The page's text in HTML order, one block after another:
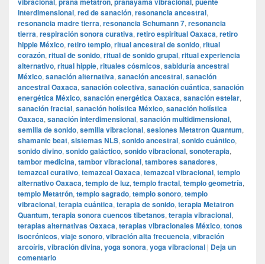
interdimensional, red de sanación, resonancia ancestral,
resonancia madre tierra, resonancia Schumann 7, resonancia
tierra, respiración sonora curativa, retiro espiritual Oaxaca, retiro
hippie México, retiro templo, ritual ancestral de sonido, ritual
corazón, ritual de sonido, ritual de sonido grupal, ritual experiencia
alternativo, ritual hippie, rituales cósmicos, sabiduría ancestral
México, sanación alternativa, sanación ancestral, sanación
ancestral Oaxaca, sanación colectiva, sanación cuántica, sanación
energética México, sanación energética Oaxaca, sanación estelar,
sanación fractal, sanación holística México, sanación holística
Oaxaca, sanación interdimensional, sanación multidimensional,
semilla de sonido, semilla vibracional, sesiones Metatron Quantum,
shamanic beat, sistemas NLS, sonido ancestral, sonido cuántico,
sonido divino, sonido galáctico, sonido vibracional, sonoterapia,
tambor medicina, tambor vibracional, tambores sanadores,
temazcal curativo, temazcal Oaxaca, temazcal vibracional, templo
alternativo Oaxaca, templo de luz, templo fractal, templo geometría,
templo Metatrón, templo sagrado, templo sonoro, templo
vibracional, terapia cuántica, terapia de sonido, terapia Metatron
Quantum, terapia sonora cuencos tibetanos, terapia vibracional,
terapias alternativas Oaxaca, terapias vibracionales México, tonos
isocrónicos, viaje sonoro, vibración alta frecuencia, vibración
arcoíris, vibración divina, yoga sonora, yoga vibracional | Deja un
comentario